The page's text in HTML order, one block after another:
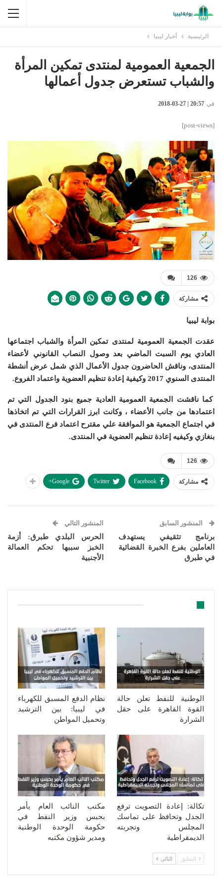
الرئيسية أخبار ليبيا
الجمعية العمومية لمنتدى تمكين المرأة
والشباب تستعرض جدول أعمالها
في 20:57 | 27-03-2018
[post-views]
126
مشاركة
بوابة ليبيا
عقدت الجمعية العمومية لمنتدى تمكين المرأة والشباب اجتماعها
العادي يوم السبت الماضي بعد وصول النصاب القانوني لأعضاء
المنتدى، وناقش الحاضرون جدول الأعمال الذي شمل عرض أنشطة
المنتدى السنوي 2017 وكيفية إعادة تنظيم العضوية واعتماد الفروع.
كما ناقشت الجمعية العمومية العادية جميع بنود الجدول التي تم
اعتمادها من جانب الأعضاء ، وكانت ابرز القرارات التي تم اتخاذها
في اجتماع الجمعية هو الموافقة علي مقترح اعتماد فرع المنتدى في
بنغازي وكيفيه إعادة تنظيم العضوية في المنتدى.
126
مشاركة Facebook
Twitter
Google+
المنشور السابق
برنامج تثقيفي يستهدف
العاملين بفرع الخبرة القضائية
في طبرق
المنشور التالي
الحرس البلدي طبرق: أزمة
الخبز سببها تحكم العمالة
الأجنبية
الوطنية للنفط تعلن حالة
القوة القاهرة على حقل
الشرارة
نظام الدفع المسبق للكهرباء
في ليبيا: بين الترشيد
وتحميل المواطن
تكالة: إعادة التصويت ترفع
الجدل وتحافظ على تماسك
المجلس وتجربته
الديمقراطية
مكتب النائب العام يأمر
بحبس وزير النفط في
حكومة الوحدة الوطنية
ومدير شؤون مكتبه
السابق التالي